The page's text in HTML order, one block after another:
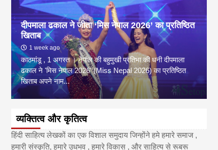
दीपमाला ढकाल ने जीता ‘मिस नेपाल 2026’ का प्रतिष्ठित
खिताब
1 week ago
काठमांडू , 1 अगस्त । नेपाल की बहुमुखी प्रतिभा की धनी दीपमाला
ढकाल ने 'मिस नेपाल 2026' (Miss Nepal 2026) का प्रतिष्ठित
खिताब अपने नाम...
व्यक्तित्व और कृतित्व
हिंदी साहित्य लेखकों का एक विशाल समुदाय जिन्होंने हमे हमारे समाज ,
हमारी संस्कृति, हमारे उधभव , हमारे विकास , और साहित्य से रूबरू